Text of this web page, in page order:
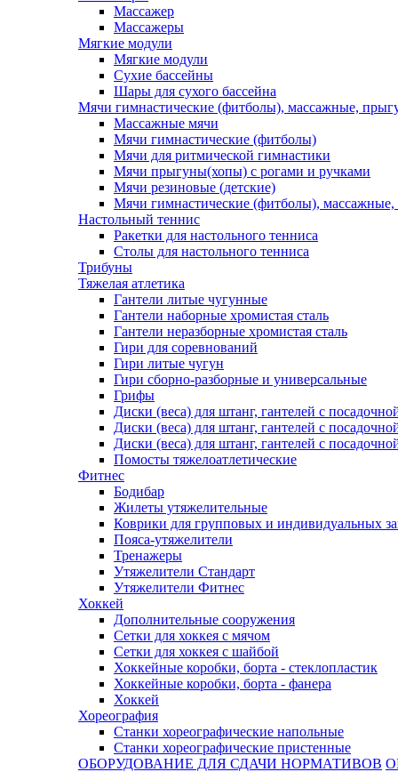
Массажер
Массажеры
Мягкие модули
Мягкие модули
Сухие бассейны
Шары для сухого бассейна
Мячи гимнастические (фитболы), массажные,
Массажные мячи
Мячи гимнастические (фитболы)
Мячи для ритмической гимнастики
Мячи прыгуны(хопы) с рогами и ручками
Мячи резиновые (детские)
Мячи гимнастические (фитболы),
Настольный теннис
Ракетки для настольного тенниса
Столы для настольного тенниса
Трибуны
Тяжелая атлетика
Гантели литые чугунные
Гантели наборные хромистая сталь
Гантели неразборные хромистая сталь
Гири для соревнований
Гири литые чугун
Гири сборно-разборные и универсальные
Грифы
Диски (веса) для штанг, гантелей с
Диски (веса) для штанг, гантелей с
Диски (веса) для штанг, гантелей с
Помосты тяжелоатлетические
Фитнес
Бодибар
Жилеты утяжелительные
Коврики для групповых и индивидуальных
Пояса-утяжелители
Тренажеры
Утяжелители Стандарт
Утяжелители Фитнес
Хоккей
Дополнительные сооружения
Сетки для хоккея с мячом
Сетки для хоккея с шайбой
Хоккейные коробки, борта - стеклопластик
Хоккейные коробки, борта - фанера
Хоккей
Хореография
Станки хореографические напольные
Станки хореографические пристенные
ОБОРУДОВАНИЕ ДЛЯ СДАЧИ НОРМАТИВОВ